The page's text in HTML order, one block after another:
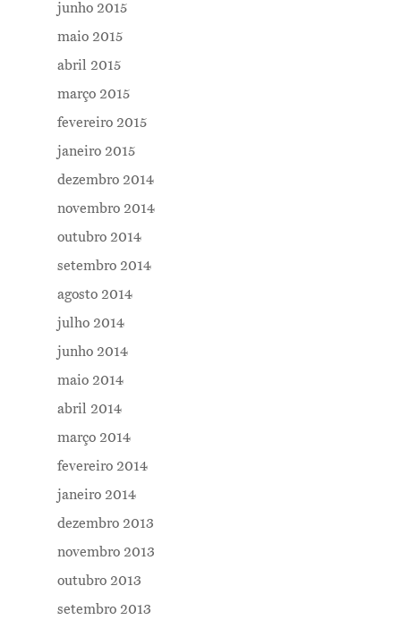
junho 2015
maio 2015
abril 2015
março 2015
fevereiro 2015
janeiro 2015
dezembro 2014
novembro 2014
outubro 2014
setembro 2014
agosto 2014
julho 2014
junho 2014
maio 2014
abril 2014
março 2014
fevereiro 2014
janeiro 2014
dezembro 2013
novembro 2013
outubro 2013
setembro 2013